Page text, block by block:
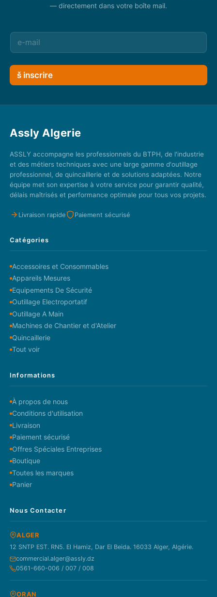
— directement dans votre boîte mail.
š inscrire
Assly Algerie
ASSLY accompagne les professionnels du BTPH, de l'industrie
et des métiers techniques avec une large gamme d'outillage
professionnel, de quincaillerie et de solutions adaptées. Notre
équipe met son expertise à votre service pour garantir qualité,
délais maîtrisés et performance optimale pour tous vos projets.
Livraison rapide Paiement sécurisé
Catégories
Accessoires et Consommables
Appareils Mesures
Equipements De Sécurité
Outillage Electroportatif
Outillage A Main
Machines de Chantier et d'Atelier
Quincaillerie
Tout voir
Informations
À propos de nous
Conditions d'utilisation
Livraison
Paiement sécurisé
Offres Spéciales Entreprises
Boutique
Toutes les marques
Panier
Nous Contacter
ALGER
12 SNTP EST. RN5. El Hamiz, Dar El Beida. 16033 Alger, Algérie.
commercial.alger@assly.dz
0561-660-006 / 007 / 008
ORAN